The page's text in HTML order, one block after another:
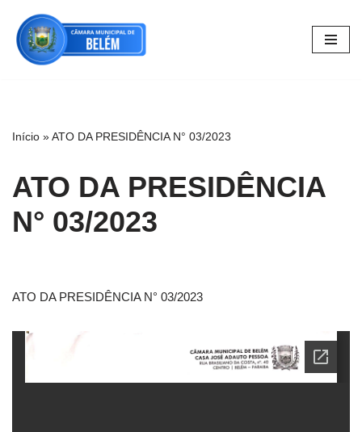
Pular
para
Início »ATO DA PRESIDÊNCIA N° 03/2023
ATO DA PRESIDÊNCIA
N° 03/2023
ATO DA PRESIDÊNCIA N° 03/2023